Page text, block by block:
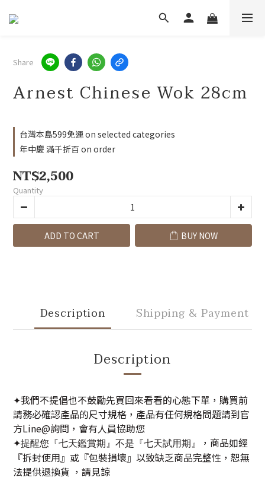
Share
Arnest Chinese Wok 28cm
台灣本島599免運 on selected categories
年中慶 滿千折百 on order
NT$2,500
Quantity
ADD TO CART BUY NOW
Description Shipping & Payment
Description
✦我們不提倡也不鼓勵先買回來看看的心態下單，購買前
請務必確認產品的尺寸規格，產品有任何規格問題請到官
方Line@詢問，會有人員協助您
✦提醒您『七天鑑賞期』不是『七天試用期』
，商品如經
『拆封使用』或『包裝損壞』以致缺乏商品完整性，恕無
法提供退換貨 ，請見諒